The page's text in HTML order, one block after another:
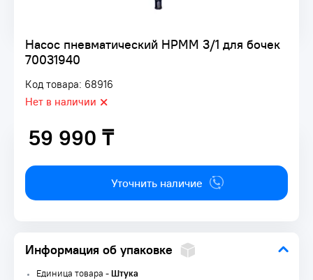
Насос пневматический HPMM 3/1 для бочек
70031940
Код товара: 68916
Нет в наличии
59 990 ₸
59 990 ₸
Уточнить наличие
Информация об упаковке
Единица товара -Штука